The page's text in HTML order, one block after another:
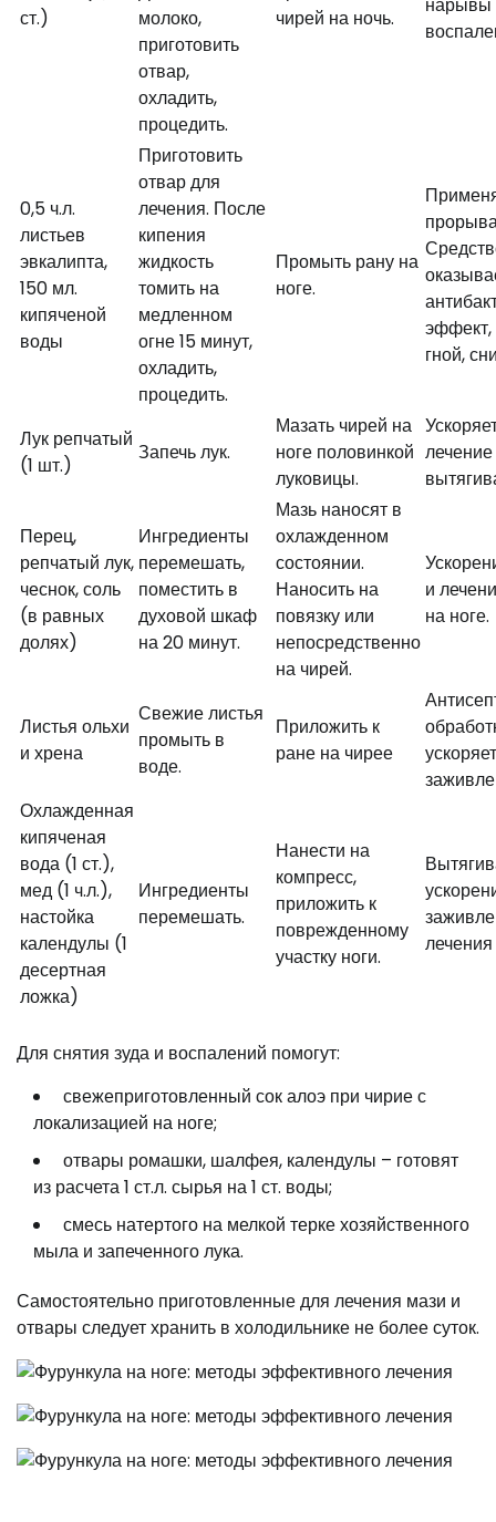
ст.)
молоко,
приготовить
отвар,
охладить,
процедить.
чирей на ночь.
0,5 ч.л.
листьев
эвкалипта,
150 мл.
кипяченой
воды
Приготовить
отвар для
лечения. После
кипения
жидкость
томить на
медленном
огне 15 минут,
охладить,
процедить.
Промыть рану на
ноге.
гной,
Лук репчатый
(1 шт.)
Запечь лук.
Мазать чирей на
ноге половинкой
луковицы.
Перец,
репчатый лук,
чеснок, соль
(в равных
долях)
Ингредиенты
перемешать,
поместить в
духовой шкаф
на 20 минут.
Мазь наносят в
охлажденном
состоянии.
Наносить на
повязку или
непосредственно
на чирей.
и
на ноге.
Листья ольхи
и хрена
Свежие листья
промыть в
воде.
Приложить к
ране на чирее
Охлажденная
кипяченая
вода (1 ст.),
мед (1 ч.л.),
настойка
календулы (1
десертная
ложка)
Ингредиенты
перемешать.
Нанести на
компресс,
приложить к
поврежденному
участку ноги.
Для снятия зуда и воспалений помогут:
свежеприготовленный сок алоэ при чирие с
локализацией на ноге;
отвары ромашки, шалфея, календулы – готовят
из расчета 1 ст.л. сырья на 1 ст. воды;
смесь натертого на мелкой терке хозяйственного
мыла и запеченного лука.
Самостоятельно приготовленные для лечения мази и
отвары следует хранить в холодильнике не более суток.